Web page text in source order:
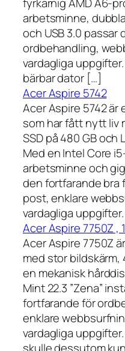
arbetsminne,
och USB 3.0
ordbehandling,
vardagliga uppgifter.
bärbar dator […]
Acer Aspire 5742
Acer Aspire 5742 är
som har fått nytt liv
SSD på 480 GB och
Med en Intel Core
arbetsminne och
den fortfarande bra
post, enklare
vardagliga
Acer Aspire 7750Z ,
Acer Aspire 7750Z
med stor bildskärm,
en mekanisk
Mint 22.3 ”Zena”
fortfarande för
enklare
vardagliga
skulle dessutom